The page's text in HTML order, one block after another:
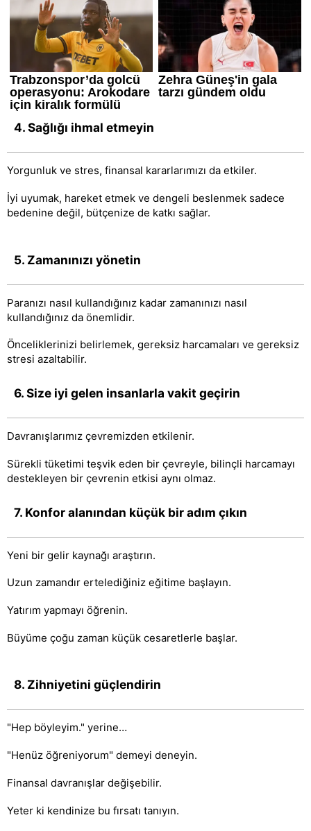
4. Sağlığı ihmal etmeyin
Yorgunluk ve stres, finansal kararlarımızı da etkiler.
İyi uyumak, hareket etmek ve dengeli beslenmek sadece
bedenine değil, bütçenize de katkı sağlar.
5. Zamanınızı yönetin
Paranızı nasıl kullandığınız kadar zamanınızı nasıl
kullandığınız da önemlidir.
Önceliklerinizi belirlemek, gereksiz harcamaları ve gereksiz
stresi azaltabilir.
6. Size iyi gelen insanlarla vakit geçirin
Davranışlarımız çevremizden etkilenir.
Sürekli tüketimi teşvik eden bir çevreyle, bilinçli harcamayı
destekleyen bir çevrenin etkisi aynı olmaz.
7. Konfor alanından küçük bir adım çıkın
Yeni bir gelir kaynağı araştırın.
Uzun zamandır ertelediğiniz eğitime başlayın.
Yatırım yapmayı öğrenin.
Büyüme çoğu zaman küçük cesaretlerle başlar.
8. Zihniyetini güçlendirin
"Hep böyleyim." yerine…
"Henüz öğreniyorum" demeyi deneyin.
Finansal davranışlar değişebilir.
Yeter ki kendinize bu fırsatı tanıyın.